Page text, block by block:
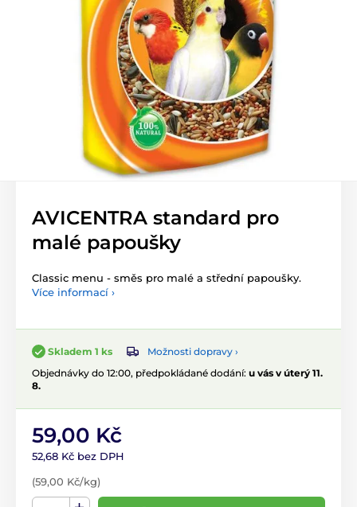
AVICENTRA standard pro
malé papoušky
Classic menu - směs pro malé a střední papoušky.
Více informací ›
Skladem 1 ks
Možnosti dopravy ›
Objednávky do 12:00, předpokládané dodání: u vás v úterý 11.
8.
59,00 Kč
52,68 Kč bez DPH
(59,00 Kč/kg)